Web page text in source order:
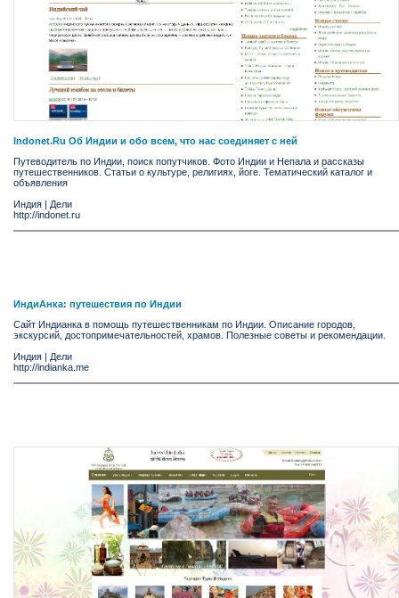
Indonet.Ru Об Индии и обо всем, что нас соединяет с ней
Путеводитель по Индии, поиск попутчиков. Фото Индии и Непала и рассказы
путешественников. Статьи о культуре, религиях, йоге. Тематический каталог и
объявления
Индия | Дели
http://indonet.ru
ИндиАнка: путешествия по Индии
Сайт Индианка в помощь путешественникам по Индии. Описание городов,
экскурсий, достопримечательностей, храмов. Полезные советы и рекомендации.
Индия | Дели
http://indianka.me